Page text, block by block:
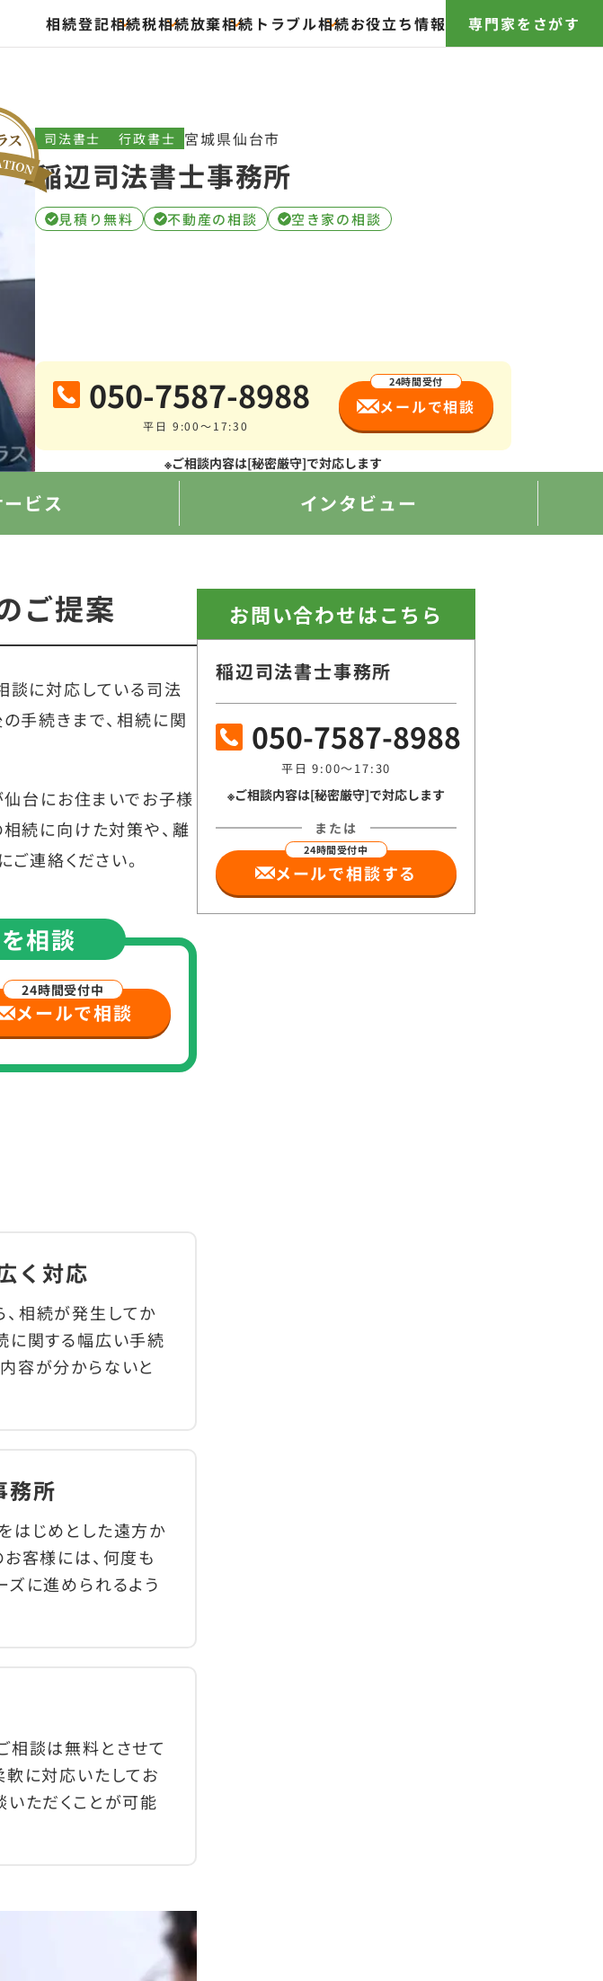
相続登記相続税相続放棄相続トラブル相続お役立ち情報 専門家をさがす
司法書士 行政書士 宮城県仙台市
稲辺司法書士事務所
見積り無料 不動産の相談 空き家の相談
050-7587-8988
平日 9:00～17:30
メールで相談
※ご相談内容は[秘密厳守]で対応します
ービス インタビュー
ご提案
談に対応している司法
手続きまで、相続に関
台にお住まいでお子様
続に向けた対策や、離
連絡ください。
相談
メールで相談
く対応
相続が発生してか
に関する幅広い手続
容が分からないと
務所
はじめとした遠方か
客様には、何度も
ズに進められるよう
相談は無料とさせて
軟に対応いたしてお
いただくことが可能
お問い合わせはこちら
稲辺司法書士事務所
050-7587-8988
平日 9:00～17:30
※ご相談内容は[秘密厳守]で対応します
または
メールで相談する